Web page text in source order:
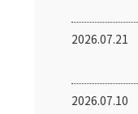
2026.07.21
2026.07.10